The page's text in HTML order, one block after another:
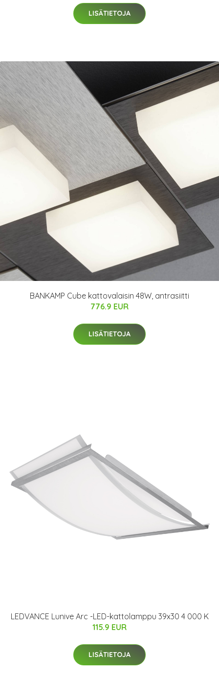
LISÄTIETOJA
BANKAMP Cube kattovalaisin 48W, antrasiitti
776.9 EUR
LISÄTIETOJA
LEDVANCE Lunive Arc -LED-kattolamppu 39x30 4 000 K
115.9 EUR
LISÄTIETOJA